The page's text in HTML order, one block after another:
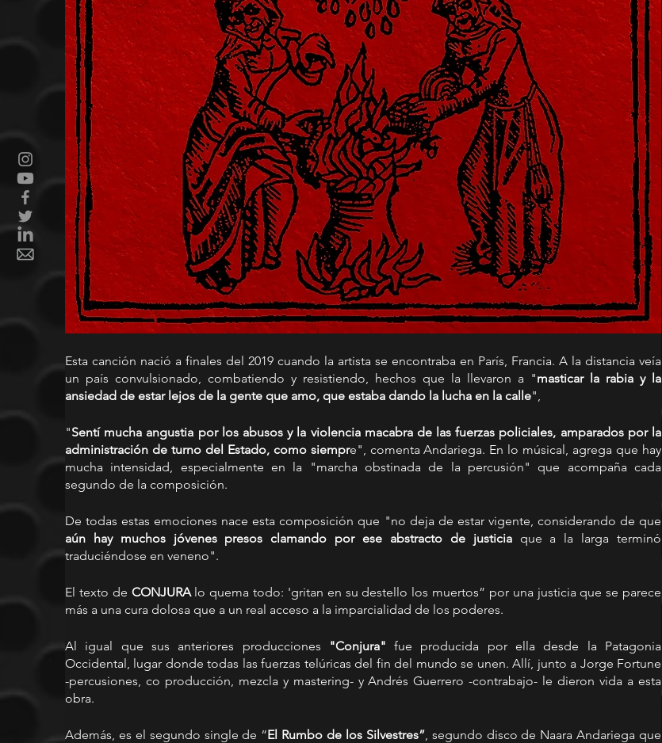
Esta canción nació a finales del 2019 cuando la artista se encontraba en París, Francia. A la distancia veía
un país convulsionado, combatiendo y resistiendo, hechos que la llevaron a "masticar la rabia y la
ansiedad de estar lejos de la gente que amo, que estaba dando la lucha en la calle",
"Sentí mucha angustia por los abusos y la violencia macabra de las fuerzas policiales, amparados por la
administración de turno del Estado, como siempre", comenta Andariega. En lo músical, agrega que hay
mucha intensidad, especialmente en la "marcha obstinada de la percusión" que acompaña cada
segundo de la composición.
aún hay muchos jóvenes presos clamando por ese abstracto de justicia que a la larga terminó
traduciéndose en veneno".
El texto de CONJURA lo quema todo: 'gritan en su destello los muertos” por una justicia que se parece
más a una cura dolosa que a un real acceso a la imparcialidad de los poderes.
Al igual que sus anteriores producciones "Conjura" fue producida por ella desde la Patagonia
Occidental, lugar donde todas las fuerzas telúricas del fin del mundo se unen. Allí, junto a Jorge Fortune
-percusiones, co producción, mezcla y mastering- y Andrés Guerrero -contrabajo- le dieron vida a esta
obra.
Además, es el segundo single de “El Rumbo de los Silvestres”, segundo disco de Naara Andariega que